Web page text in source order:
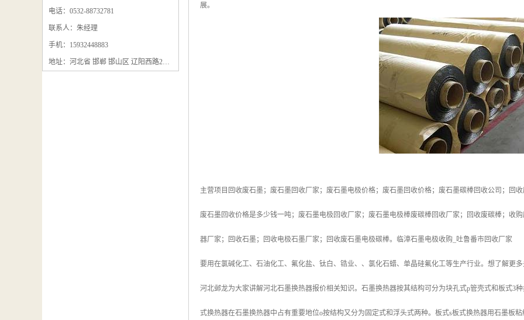
石墨粉回收
石墨换热器回收
电话：0532-88732781
联系人：朱经理
手机：15932448883
地址：河北省 邯郸 邯山区 辽阳西路295号
展。
主营项目回收废石墨；废石墨回收厂家；废石墨电极价格；废石墨回收价格；废石墨碳棒回收公司；回
废石墨回收价格是多少钱一吨；废石墨电极回收厂家；废石墨电极棒废碳棒回收厂家；回收废碳棒；收
器厂家；回收石墨；回收电极石墨厂家；回收废石墨电极碳棒。临漳石墨电极收购_吐鲁番市回收厂家
要用在氯碱化工、石油化工、氟化盐、钛白、锆业、、氯化石蜡、单晶硅氟化工等生产行业。想了解更
河北邺龙为大家讲解河北石墨换热器报价相关知识。石墨换热器按其结构可分为块孔式p管壳式和板式3
式换热器在石墨换热器中占有重要地位o按结构又分为固定式和浮头式两种。板式s板式换热器用石墨板